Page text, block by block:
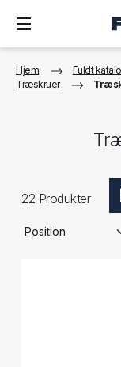
Hjem Fuldt
Træskruer
22 Produkter